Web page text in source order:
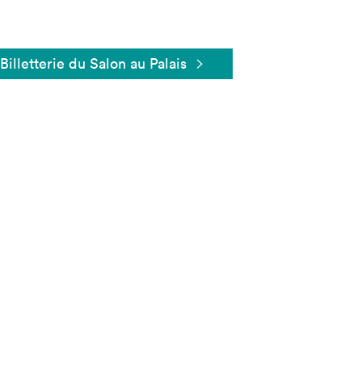
Billetterie du Salon au Palais